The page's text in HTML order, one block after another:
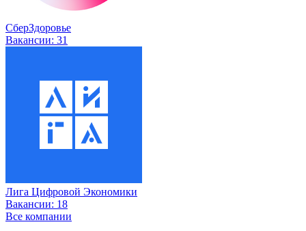
СберЗдоровье
Вакансии: 31
Лига Цифровой Экономики
Вакансии: 18
Все компании